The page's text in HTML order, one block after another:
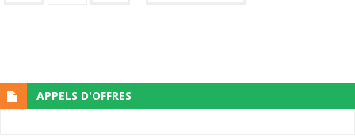
APPELS D'OFFRES